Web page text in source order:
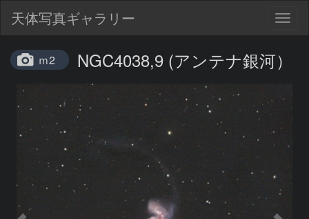
天体写真ギャラリー
ｍ2 NGC4038,9 (アンテナ銀河）